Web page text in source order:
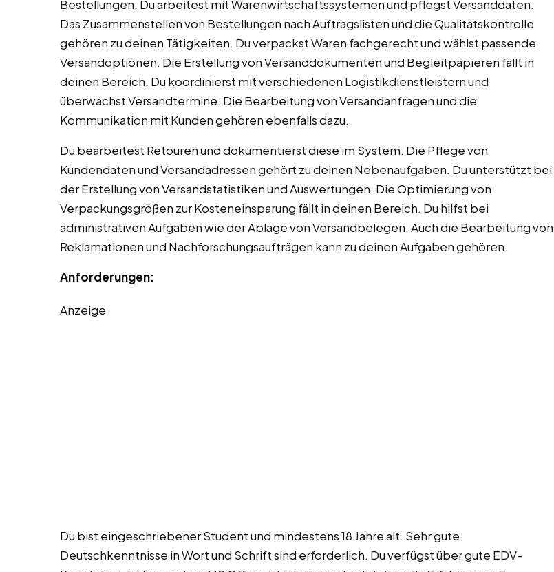
Bestellungen. Du arbeitest mit Warenwirtschaftssystemen und pflegst Versanddaten.
Das Zusammenstellen von Bestellungen nach Auftragslisten und die Qualitätskontrolle
gehören zu deinen Tätigkeiten. Du verpackst Waren fachgerecht und wählst passende
Versandoptionen. Die Erstellung von Versanddokumenten und Begleitpapieren fällt in
deinen Bereich. Du koordinierst mit verschiedenen Logistikdienstleistern und
überwachst Versandtermine. Die Bearbeitung von Versandanfragen und die
Kommunikation mit Kunden gehören ebenfalls dazu.
Du bearbeitest Retouren und dokumentierst diese im System. Die Pflege von
Kundendaten und Versandadressen gehört zu deinen Nebenaufgaben. Du unterstützt bei
der Erstellung von Versandstatistiken und Auswertungen. Die Optimierung von
Verpackungsgrößen zur Kosteneinsparung fällt in deinen Bereich. Du hilfst bei
administrativen Aufgaben wie der Ablage von Versandbelegen. Auch die Bearbeitung von
Reklamationen und Nachforschungsaufträgen kann zu deinen Aufgaben gehören.
Anforderungen:
Anzeige
Du bist eingeschriebener Student und mindestens 18 Jahre alt. Sehr gute
Deutschkenntnisse in Wort und Schrift sind erforderlich. Du verfügst über gute EDV-